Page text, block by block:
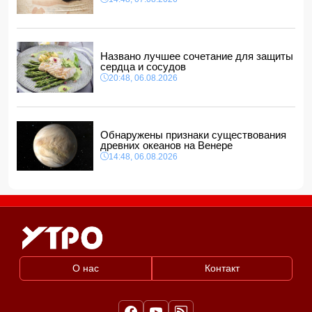
Названо лучшее сочетание для защиты
сердца и сосудов
20:48, 06.08.2026
Обнаружены признаки существования
древних океанов на Венере
14:48, 06.08.2026
О нас Контакт